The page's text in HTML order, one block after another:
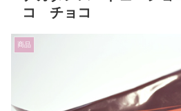
コ チョコ
商品